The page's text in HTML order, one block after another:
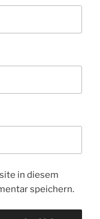
in diesem
speichern.